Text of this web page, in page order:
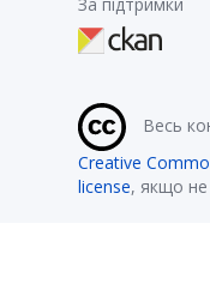
Весь
Creative
license, якщо не